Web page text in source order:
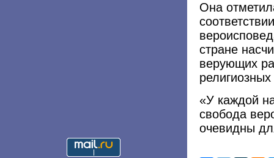
Она
стране
верующих
«У каждой
свобода
очевидны